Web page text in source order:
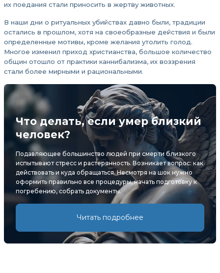
их поедания стали приносить в жертву животных.
В наши дни о ритуальных убийствах давно были, традиции
остались в прошлом, хотя на своеобразные действия и были
определенные мотивы, кроме желания утолить голод.
Многое изменил приход христианства, большое количество
общин отошло от практики каннибализма, их воззрения
стали более мирными и рациональными.
Что делать, если умер близкий
человек?
Подавляющее большинство людей при смерти близкого
испытывают стресс и растерянность. Возникает вопрос: как
действовать и куда обращаться. Несмотря на шок нужно
оформить правильно все процедуры, начать подготовку к
погребению, собрать документы.
Читать подробнее